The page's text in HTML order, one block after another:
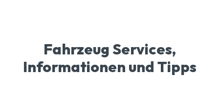
Fahrzeug Services,
Informationen und Tipps